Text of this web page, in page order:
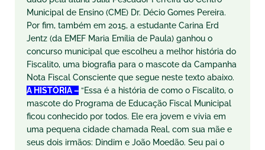
Municipal de Ensino (CME) Dr. Décio Gomes Pereira.
Por fim, também em 2015, a estudante Carina Erd
Jentz (da EMEF Maria Emília de Paula) ganhou o
concurso municipal que escolheu a melhor história do
Fiscalito, uma biografia para o mascote da Campanha
Nota Fiscal Consciente que segue neste texto abaixo.
A HISTÓRIA – “Essa é a história de como o Fiscalito, o
mascote do Programa de Educação Fiscal Municipal
ficou conhecido por todos. Ele era jovem e vivia em
uma pequena cidade chamada Real, com sua mãe e
seus dois irmãos: Dindim e João Moedão. Seu pai o